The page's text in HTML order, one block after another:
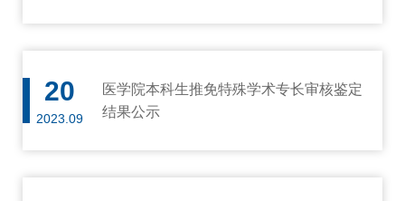
20
2023.09
医学院本科生推免特殊学术专长审核鉴定
结果公示